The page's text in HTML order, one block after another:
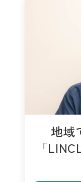
地域
「